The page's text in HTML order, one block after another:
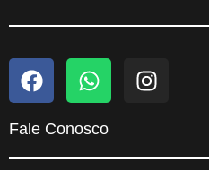
Fale Conosco